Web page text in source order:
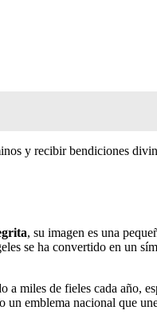
y recibir bendiciones
, su imagen es una
se ha convertido en un
a miles de fieles cada año,
emblema nacional que